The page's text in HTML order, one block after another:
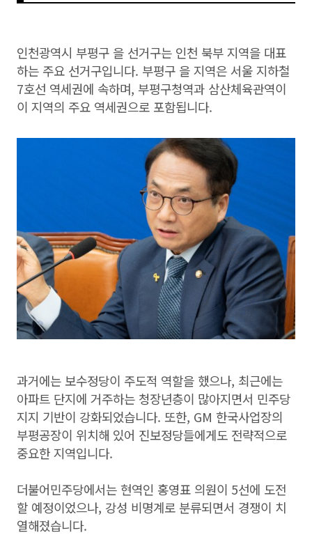
인천광역시 부평구 을 선거구는 인천 북부 지역을 대표
하는 주요 선거구입니다. 부평구 을 지역은 서울 지하철
7호선 역세권에 속하며, 부평구청역과 삼산체육관역이
이 지역의 주요 역세권으로 포함됩니다.
과거에는 보수정당이 주도적 역할을 했으나, 최근에는
아파트 단지에 거주하는 청장년층이 많아지면서 민주당
지지 기반이 강화되었습니다. 또한, GM 한국사업장의
부평공장이 위치해 있어 진보정당들에게도 전략적으로
중요한 지역입니다.
더불어민주당에서는 현역인 홍영표 의원이 5선에 도전
할 예정이었으나, 강성 비명계로 분류되면서 경쟁이 치
열해졌습니다.